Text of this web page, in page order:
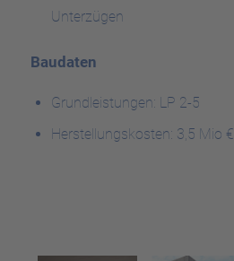
Unterzügen
Baudaten
Grundleistungen: LP 2-5
Herstellungskosten: 3,5 Mio €